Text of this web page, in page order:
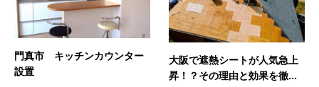
門真市 キッチンカウンター
設置
大阪で遮熱シートが人気急上
昇！？その理由と効果を徹...